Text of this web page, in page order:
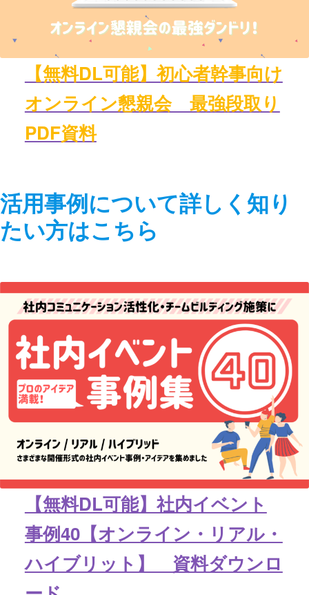
【無料DL可能】初心者幹事向け
オンライン懇親会 最強段取り
PDF資料
活用事例について詳しく知り
たい方はこちら
【無料DL可能】社内イベント
事例40【オンライン・リアル・
ハイブリット】 資料ダウンロ